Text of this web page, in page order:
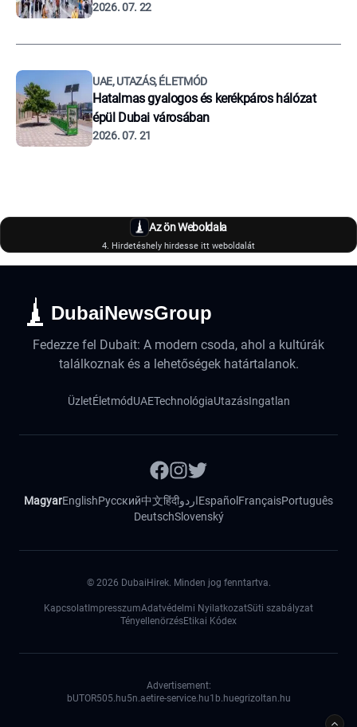
2026. 07. 22
UAE, UTAZÁS, ÉLETMÓD
Hatalmas gyalogos és kerékpáros hálózat
épül Dubai városában
2026. 07. 21
Az ön Weboldala
4. Hirdetéshely hirdesse itt weboldalát
DubaiNewsGroup
Fedezze fel Dubait: A modern csoda, ahol a kultúrák
találkoznak és a lehetőségek határtalanok.
ÜzletÉletmódUAETechnológiaUtazásIngatlan
MagyarEnglishРусский中文हिंदीاردوEspañol FrançaisPortuguês
DeutschSlovenský
© 2026 DubaiHirek. Minden jog fenntartva.
Kapcsolat ImpresszumAdatvédelmi NyilatkozatSüti szabályzat
TényellenörzésEtikai Kódex
Advertisement:
bUTOR505.hu5n.aetire-service.hu1b.huegrizoltan.hu